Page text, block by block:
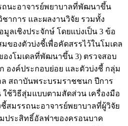
ถนะอาจารย์พยาบาลที่พัฒนาขึ้น
าการ และผลงานวิจัย รวมทั้ง
ลเชิงประจักษ์ โดยแบ่งเป็น 3 ข้อ
ของตัวบ่งชี้เพื่อคัดสรรไว้ในโมเดล
งโมเดลที่พัฒนาขึ้น 3) ตรวจสอบ
องค์ประกอบย่อย และตัวบ่งชี้ กลุ่ม
ล สถาบันพระบรมราชชนก ปีการ
ใช้วิธีสุ่มแบบตามสัดส่วน เครื่องมือ
สมรรถนะอาจารย์พยาบาลที่ผู้วิจัย
ประสิทธิ์อัลฟาของครอนบาค